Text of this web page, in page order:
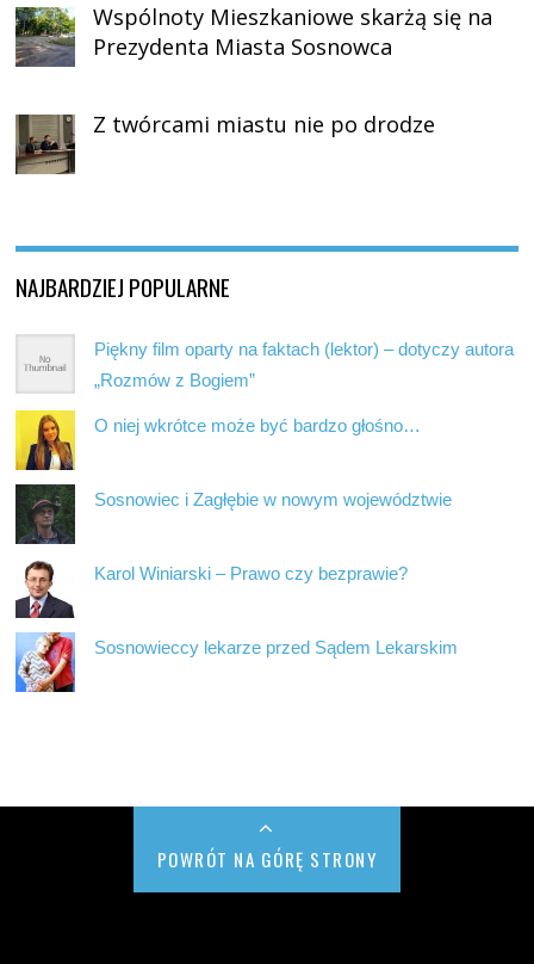
Wspólnoty Mieszkaniowe skarżą się na
Prezydenta Miasta Sosnowca
Z twórcami miastu nie po drodze
NAJBARDZIEJ POPULARNE
Piękny film oparty na faktach (lektor) – dotyczy autora
„Rozmów z Bogiem”
O niej wkrótce może być bardzo głośno…
Sosnowiec i Zagłębie w nowym województwie
Karol Winiarski – Prawo czy bezprawie?
Sosnowieccy lekarze przed Sądem Lekarskim
POWRÓT NA GÓRĘ STRONY